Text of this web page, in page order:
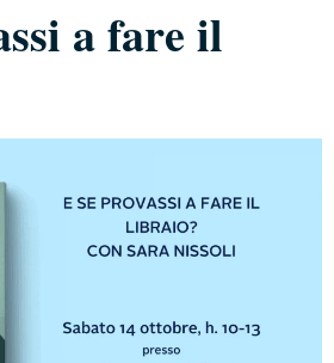
a fare il